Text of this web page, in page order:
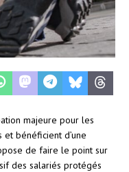
majeure pour les
et bénéficient d’une
de faire le point sur
des salariés protégés